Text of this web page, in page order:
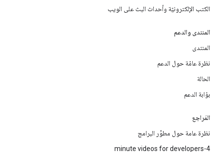
الكتب الإلكترونيّة وأحداث البث على الويب
المنتدى والدعم
المنتدى
نظرة عامّة حول الدعم
الحالة
بوّابة الدعم
المَراجع
نظرة عامة حول مطوِّر البرامج
4-minute videos for developers